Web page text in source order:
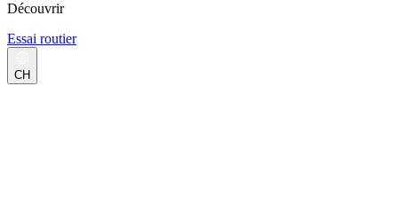
Découvrir
Essai routier
CH